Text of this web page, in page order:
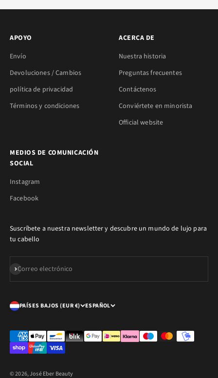
APOYO
Envío
Devoluciones / Cambios
política de privacidad
Términos y condiciones
ACERCA DE
Nuestra historia
Preguntas frecuentes
Contáctenos
Conviértete en minorista
Official website
MEDIOS DE COMUNICACIÓN
SOCIAL
Instagram
Facebook
Suscríbete a nuestra newsletter y descubre un mundo de lujo para
tu cabello
Correo electrónico
SUSCRIBIRSE
PAÍSES BAJOS (EUR €) ESPAÑOL
© 2026, José Eber Beauty